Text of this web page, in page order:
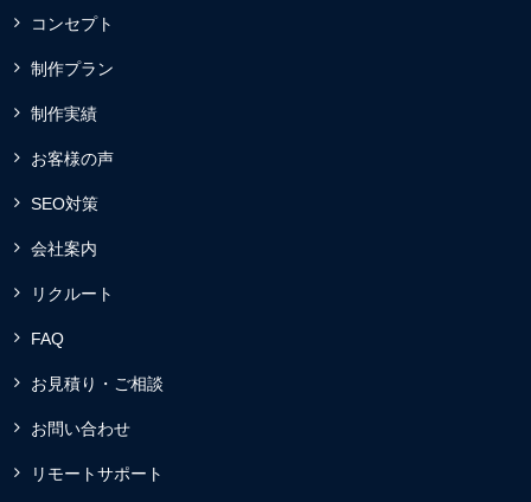
コンセプト
制作プラン
制作実績
お客様の声
SEO対策
会社案内
リクルート
FAQ
お見積り・ご相談
お問い合わせ
リモートサポート